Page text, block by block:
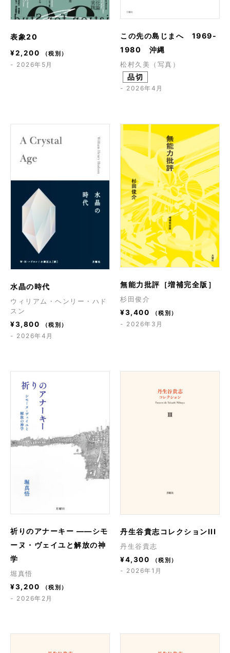
表象20
¥2,200 （税別）
- 2026年5月
この先の島じまへ 1969-
1980 沖縄
松村久美（写真）
品切
- 2026年4月
水晶の時代
ウィリアム・ヘンリー・ハド
スン
¥3,800 （税別）
- 2026年4月
無能力批評［増補完全版］
杉田俊介
¥3,400 （税別）
- 2026年3月
祈りのアナーキー ――シモ
ーヌ・ヴェイユと解放の神
学
堀真悟
¥3,200 （税別）
- 2026年2月
丹生谷貴志コレクションIII
丹生谷貴志
¥4,300 （税別）
- 2026年1月